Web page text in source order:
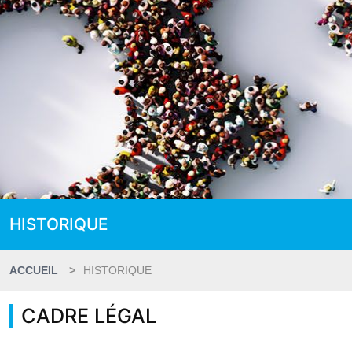
HISTORIQUE
ACCUEIL HISTORIQUE
CADRE LÉGAL